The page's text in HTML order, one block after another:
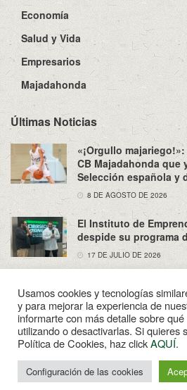
Economía
Salud y Vida
Empresarios
Majadahonda
Últimas Noticias
«¡Orgullo
CB Majadahonda que
Selección española y
8 DE AGOSTO DE 2026
El Instituto de
despide su programa
17 DE JULIO DE 2026
Sobre Nosotros Política de Privacidad
Contacto
© 2022Enpapel- Tu periodico de
Usamos cookies y tecnologías
y para mejorar la experiencia de
informarte con más detalle sobre
utilizando o desactivarlas. Si quieres
Política de Cookies, haz clickAQUÍ.
Configuración de las cookies